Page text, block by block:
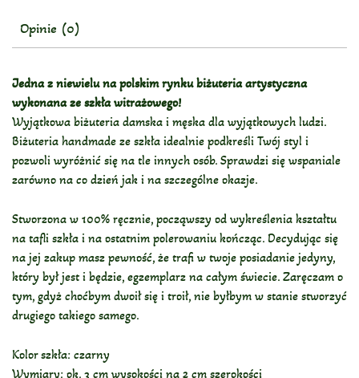
Opinie (0)
Jedna z niewielu na polskim rynku biżuteria artystyczna
wykonana ze szkła witrażowego!
Wyjątkowa biżuteria damska i męska dla wyjątkowych ludzi.
Biżuteria handmade ze szkła idealnie podkreśli Twój styl i
pozwoli wyróżnić się na tle innych osób. Sprawdzi się wspaniale
zarówno na co dzień jak i na szczególne okazje.
Stworzona w 100% ręcznie, począwszy od wykreślenia kształtu
na tafli szkła i na ostatnim polerowaniu kończąc. Decydując się
na jej zakup masz pewność, że trafi w twoje posiadanie jedyny,
który był jest i będzie, egzemplarz na całym świecie. Zaręczam o
tym, gdyż choćbym dwoił się i troił, nie byłbym w stanie stworzyć
drugiego takiego samego.
Kolor szkła: czarny
Wymiary: ok. 3 cm wysokości na 2 cm szerokości